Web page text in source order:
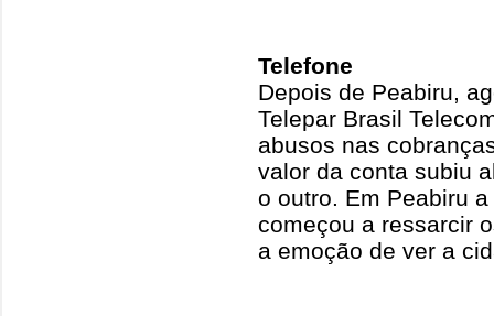
Telefone
Depois de Peabiru,
Telepar Brasil
abusos nas
valor da conta subiu
o outro. Em Peabiru
começou a ressarcir
a emoção de ver a